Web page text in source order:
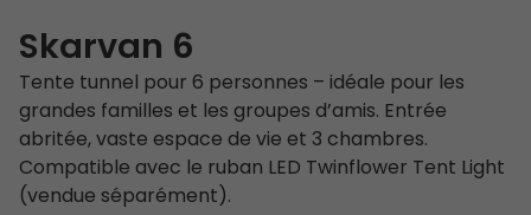
Skarvan 6
Tente tunnel pour 6 personnes – idéale pour les
grandes familles et les groupes d’amis. Entrée
abritée, vaste espace de vie et 3 chambres.
Compatible avec le ruban LED Twinflower Tent Light
(vendue séparément).